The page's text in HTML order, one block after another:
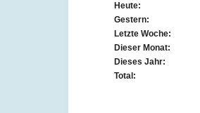
Heute:
Gestern:
Letzte Woche:
Dieser Monat:
Dieses Jahr:
Total: